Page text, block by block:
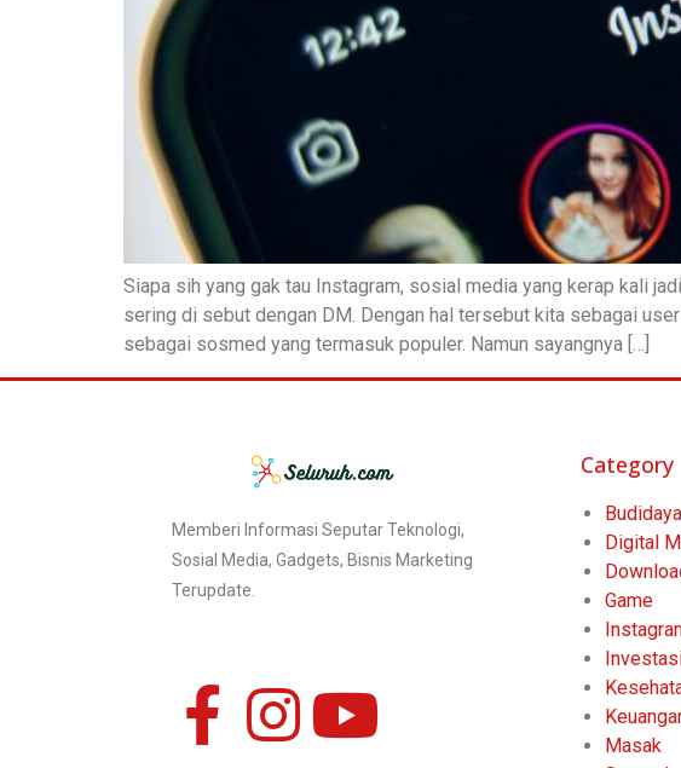
Siapa sih yang gak tau Instagram, sosial media yang kerap kali
sering di sebut dengan DM. Dengan hal tersebut kita sebagai
sebagai sosmed yang termasuk populer. Namun sayangnya […]
Memberi Informasi Seputar Teknologi,
Sosial Media, Gadgets, Bisnis Marketing
Terupdate.
Category
Budidaya
Digital
Game
Masak